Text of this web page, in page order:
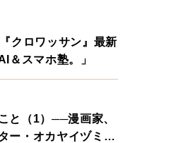
クロワッサン』最新
＆スマホ塾。」
と（1）──漫画家、
ー・オカヤイヅミさ